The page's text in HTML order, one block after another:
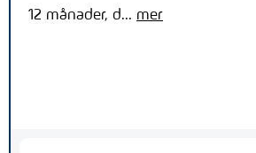
12 månader, d... mer